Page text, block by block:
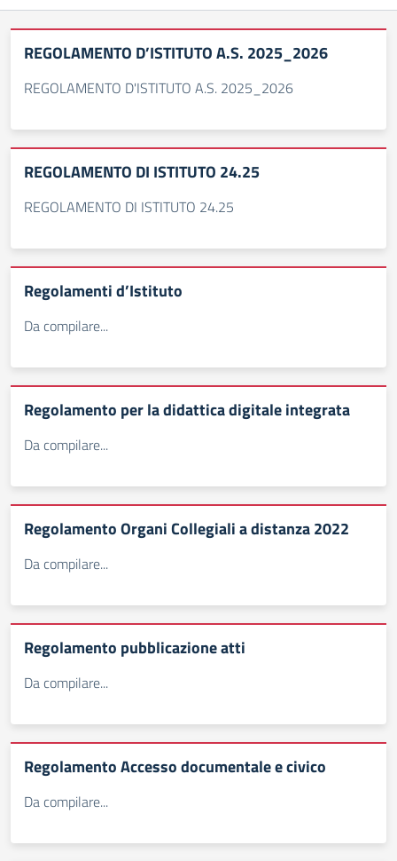
REGOLAMENTO D’ISTITUTO A.S. 2025_2026
REGOLAMENTO D'ISTITUTO A.S. 2025_2026
REGOLAMENTO DI ISTITUTO 24.25
REGOLAMENTO DI ISTITUTO 24.25
Regolamenti d’Istituto
Da compilare...
Regolamento per la didattica digitale integrata
Da compilare...
Regolamento Organi Collegiali a distanza 2022
Da compilare...
Regolamento pubblicazione atti
Da compilare...
Regolamento Accesso documentale e civico
Da compilare...